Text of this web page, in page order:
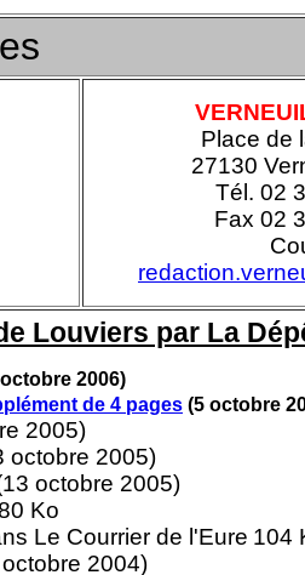
Place de
27130
Tél. 02
Fax 02
Louviers par La
2006)
de 4 pages (5 octobre
2005)
octobre 2005)
octobre 2005)
Ko
Le Courrier de l'Eure 104
2004)